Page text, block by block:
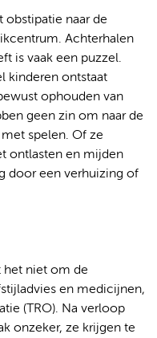
obstipatie naar de
Achterhalen
is vaak een puzzel.
kinderen ontstaat
ophouden van
geen zin om naar de
spelen. Of ze
ontlasten en mijden
door een verhuizing of
het niet om de
en medicijnen,
(TRO). Na verloop
onzeker, ze krijgen te